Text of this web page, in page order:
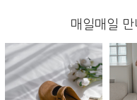
매일매일